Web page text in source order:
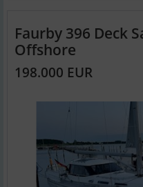
Faurby 396 Deck
Offshore
198.000 EUR